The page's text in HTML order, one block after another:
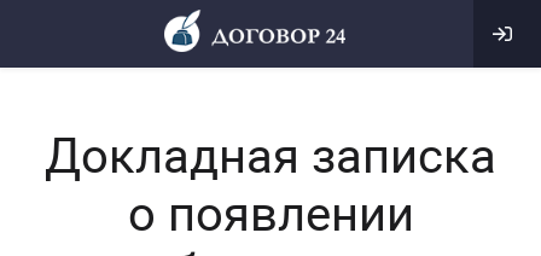
Докладная записка
о появлении